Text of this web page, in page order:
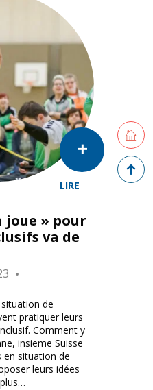
LIRE
joue » pour
va de
de
pratiquer leurs
Comment y
insieme Suisse
en situation de
leurs idées
Retour